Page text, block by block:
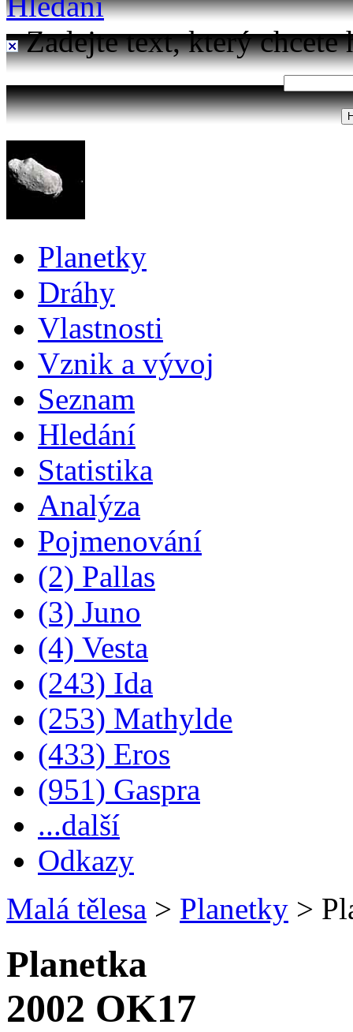
Zadejte text, který chcete
Planetky
Dráhy
Vlastnosti
Vznik a vývoj
Seznam
Hledání
Statistika
Analýza
Pojmenování
(2) Pallas
(3) Juno
(4) Vesta
(243) Ida
(253) Mathylde
(433) Eros
(951) Gaspra
...další
Odkazy
Malá tělesa > Planetky >
Planetka
2002 OK17